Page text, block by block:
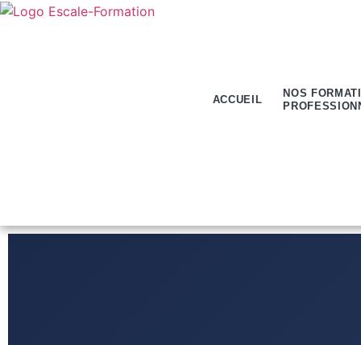
ACCUEIL
NOS